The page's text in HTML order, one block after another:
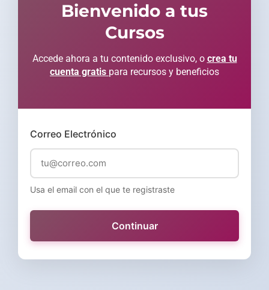
Bienvenido a tus
Cursos
Accede ahora a tu contenido exclusivo, o crea tu
cuenta gratis para recursos y beneficios
Correo Electrónico
Usa el email con el que te registraste
Continuar